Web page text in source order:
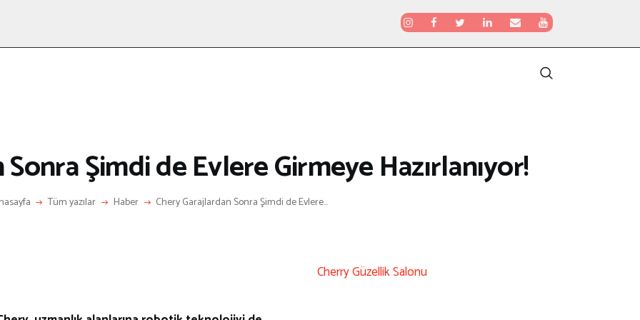
Şimdi de Evlere Girmeye Hazırlanıyor!
Tüm yazılar Haber Chery Garajlardan Sonra Şimdi de Evlere...
Cherry Güzellik Salonu